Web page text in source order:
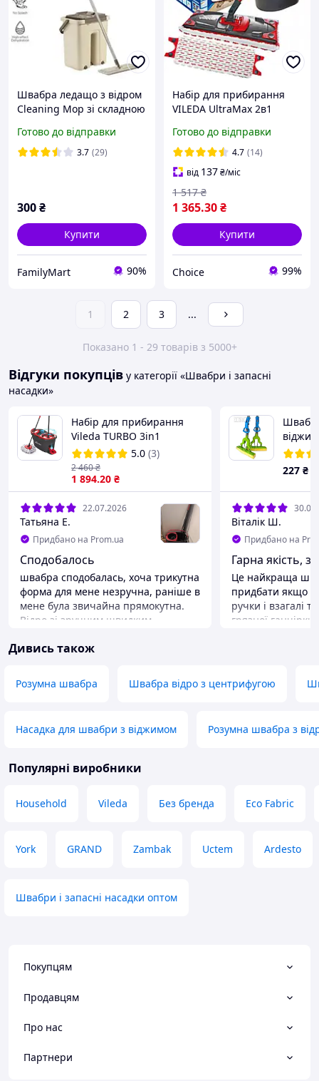
Швабра ледащо з відром
Cleaning Mop зі складною
віджиму HP227
Готово до відправки
3.7 (29)
300₴
Купити
FamilyMart 90%
Набір для прибирання
VILEDA UltraMax 2в1
Готово до відправки
4.7 (14)
від 137₴/міс
1 365.30₴
1 517 ₴
Купити
Choice 99%
1 2 3 ...
Показано 1 - 29 товарів з 5000+
Відгуки покупців у категорії «Швабри і запасні
насадки»
Набір для прибирання
Vileda TURBO 3in1
Microfibre - Швабра
кругла + відро з віджимом
167751 Акція - Хіт!!!
5.0 (3)
1 894.20 ₴
2 460₴
22.07.2026
Татьяна Е.
Придбано на Prom.ua
Сподобалось
швабра сподобалась, хоча трикутна
форма для мене незручна, раніше в
мене була звичайна прямокутна.
Відро зі зручним швидким
кріплення для швабри, яке
місця на місце, не треба
притримувати швабру. Поки всім
гарну річ. Сподіваюсь, служитиме
Переваги
Недоліки
лапшею, як на мене, прямокутна
227 ₴
Віталік Ш.
Придбано на
Гарна якість,
Це найкраща
придбати якщо
ручки і взагалі
грязної
Переваги
Найкращий
водою та
Недоліки
потім викидаєш
Дивись також
Розумна швабра Швабра відро з центрифугою
Насадка для швабри з віджимом Розумна швабра з
Популярні виробники
Household Vileda Без бренда Eco Fabric
York GRAND Zambak Uctem Ardesto
Швабри і запасні насадки оптом
Покупцям
Продавцям
Про нас
Партнери